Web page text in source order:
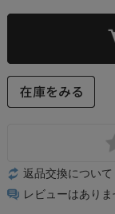
返品交換について
レビューはありま